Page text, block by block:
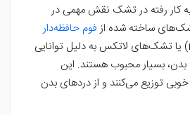
کار رفته در تشک نقش مهمی در
ساخته شده از فوم حافظه‌دار
(memory foam) یا تشک‌های لاتکس به دلیل توانایی
بدن، بسیار محبوب هستند. این
توزیع می‌کنند و از دردهای بدن